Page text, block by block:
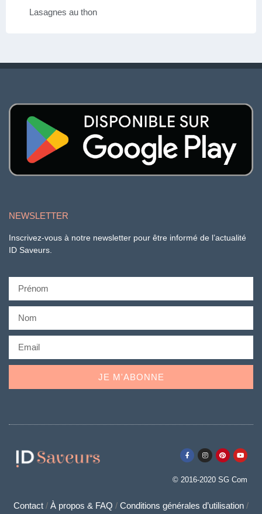
Lasagnes au thon
NEWSLETTER
Inscrivez-vous à notre newsletter pour être informé de l’actualité
ID Saveurs.
JE M'ABONNE
© 2016-2020 SG Com
Contact / À propos & FAQ / Conditions générales d’utilisation /